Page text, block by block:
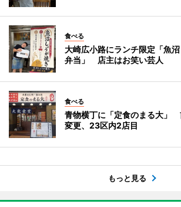
食べる
大崎広小路にランチ限定「魚
弁当」 店主はお笑い芸人
食べる
青物横丁に「定食のまる大」
変更、23区内2店目
もっと見る